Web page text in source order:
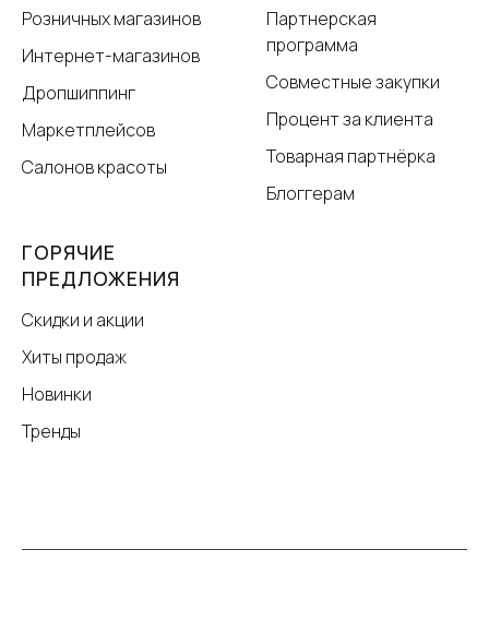
Розничных магазинов
Интернет-магазинов
Дропшиппинг
Маркетплейсов
Салонов красоты
Партнерская
программа
Совместные закупки
Процент за клиента
Товарная партнёрка
Блоггерам
ГОРЯЧИЕ
ПРЕДЛОЖЕНИЯ
Скидки и акции
Хиты продаж
Новинки
Тренды